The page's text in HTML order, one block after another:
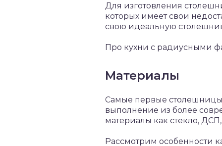
Для изготовления
которых имеет свои
свою идеальную
Про кухни с радиусными
Материалы
Самые первые столешницы
выполнение из более
материалы как стекло,
Рассмотрим особенности